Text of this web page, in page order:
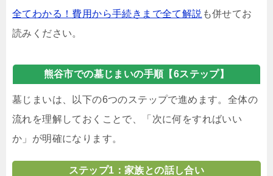
全てわかる！費用から手続きまで全て解説 も併せてお
読みください。
熊谷市での墓じまいの手順【6ステップ】
墓じまいは、以下の6つのステップで進めます。全体の
流れを理解しておくことで、「次に何をすればいい
か」が明確になります。
ステップ1：家族との話し合い